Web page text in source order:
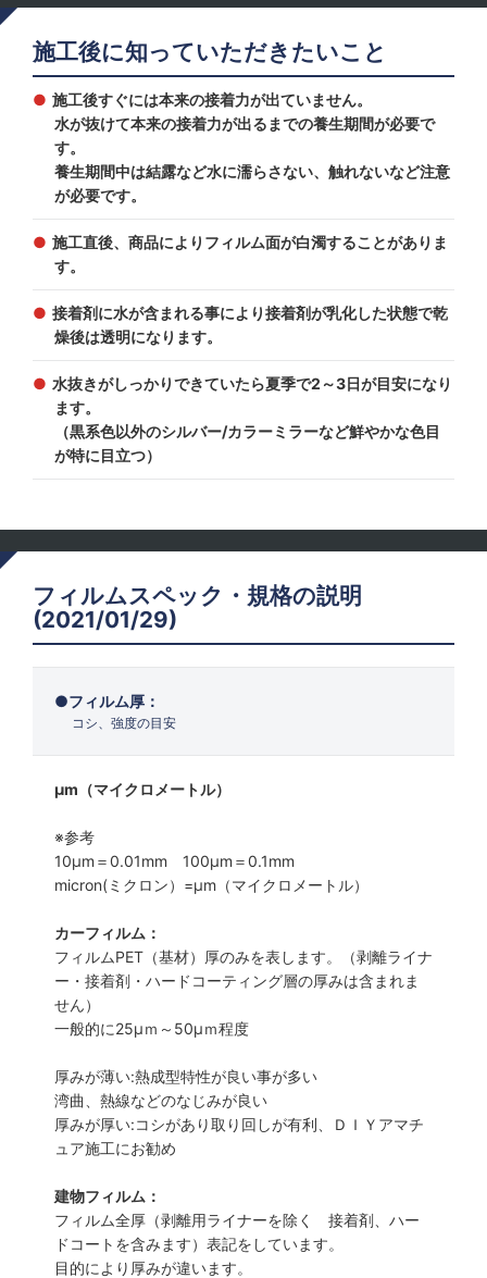
施工後に知っていただきたいこと
施工後すぐには本来の接着力が出ていません。
水が抜けて本来の接着力が出るまでの養生期間が必要で
す。
養生期間中は結露など水に濡らさない、触れないなど注意
が必要です。
施工直後、商品によりフィルム面が白濁することがありま
す。
接着剤に水が含まれる事により接着剤が乳化した状態で乾
燥後は透明になります。
水抜きがしっかりできていたら夏季で2～3日が目安になり
ます。
（黒系色以外のシルバー/カラーミラーなど鮮やかな色目
が特に目立つ）
フィルムスペック・規格の説明
(2021/01/29)
フィルム厚：
コシ、強度の目安
μm（マイクロメートル）
※参考
10μm＝0.01mm 100μm＝0.1mm
micron(ミクロン）=µm（マイクロメートル）
カーフィルム：
フィルムPET（基材）厚のみを表します。（剥離ライナ
ー・接着剤・ハードコーティング層の厚みは含まれま
せん）
一般的に25µｍ～50µｍ程度
厚みが薄い:熱成型特性が良い事が多い
湾曲、熱線などのなじみが良い
厚みが厚い:コシがあり取り回しが有利、ＤＩＹアマチ
ュア施工にお勧め
建物フィルム：
フィルム全厚（剥離用ライナーを除く 接着剤、ハー
ドコートを含みます）表記をしています。
目的により厚みが違います。